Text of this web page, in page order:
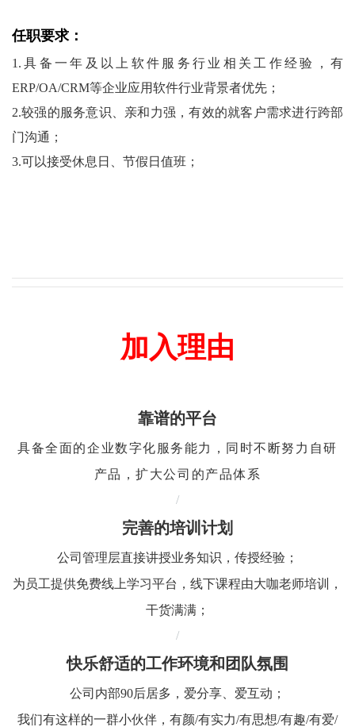
任职要求：
1.具备 一年 及 以上软件服务行业相关工作经验 ，有
ERP/OA/CRM等企业应用软件行业背景者优先 ；
2.较强的服务意识、亲和力强，有效的就客户需求进行跨部
门沟通 ；
3.可以接受休息日、节假日值班；
加入理由
靠谱的平台
具备全面的企业数字化服务能力，同时不断努力自研
产品，扩大公司的产品体系
/
完善的培训计划
公司管理层直接讲授业务知识，传授经验；
为员工提供免费线上学习平台，线下课程由大咖老师培训，
干货满满；
/
快乐舒适的工作环境和团队氛围
公司内部90后居多，爱分享、爱互动；
我们有这样的一群小伙伴，有颜/有实力/有思想/有趣/有爱/